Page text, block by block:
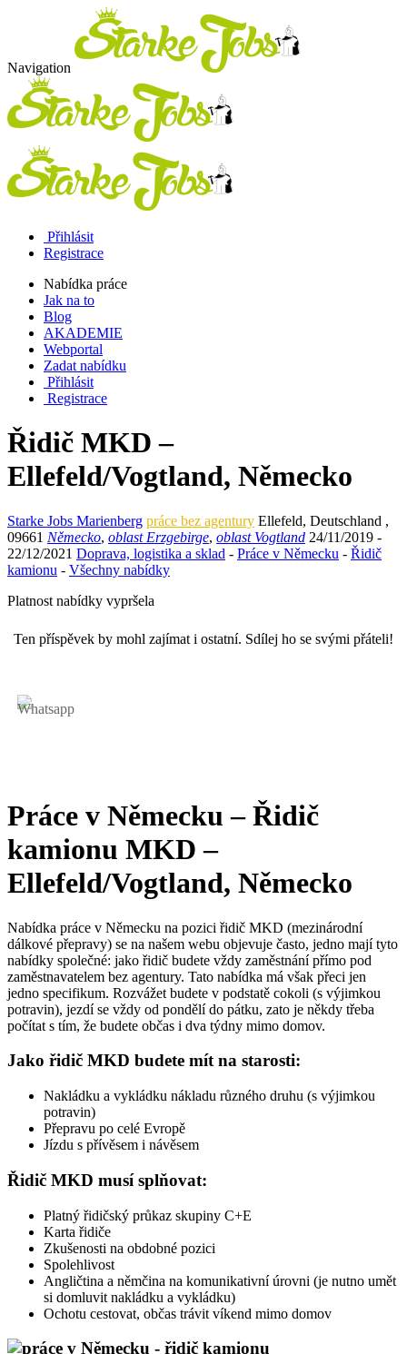
Navigation
Přihlásit
Registrace
Nabídka práce
Jak na to
Blog
AKADEMIE
Webportal
Zadat nabídku
Přihlásit
Registrace
Řidič MKD –
Ellefeld/Vogtland, Německo
Starke Jobs Marienberg práce bez agentury Ellefeld, Deutschland ,
09661 Německo, oblast Erzgebirge, oblast Vogtland 24/11/2019 -
22/12/2021 Doprava, logistika a sklad - Práce v Německu - Řidič
kamionu - Všechny nabídky
Platnost nabídky vypršela
Ten příspěvek by mohl zajímat i ostatní. Sdílej ho se svými přáteli!
Práce v Německu – Řidič
kamionu MKD –
Ellefeld/Vogtland, Německo
Nabídka práce v Německu na pozici řidič MKD (mezinárodní
dálkové přepravy) se na našem webu objevuje často, jedno mají tyto
nabídky společné: jako řidič budete vždy zaměstnání přímo pod
zaměstnavatelem bez agentury. Tato nabídka má však přeci jen
jedno specifikum. Rozvážet budete v podstatě cokoli (s výjimkou
potravin), jezdí se vždy od pondělí do pátku, zato je někdy třeba
počítat s tím, že budete občas i dva týdny mimo domov.
Jako řidič MKD budete mít na starosti:
Nakládku a vykládku nákladu různého druhu (s výjimkou
potravin)
Přepravu po celé Evropě
Jízdu s přívěsem i návěsem
Řidič MKD musí splňovat:
Platný řidičský průkaz skupiny C+E
Karta řidiče
Zkušenosti na obdobné pozici
Spolehlivost
Angličtina a němčina na komunikativní úrovni (je nutno umět
si domluvit nakládku a vykládku)
Ochotu cestovat, občas trávit víkend mimo domov